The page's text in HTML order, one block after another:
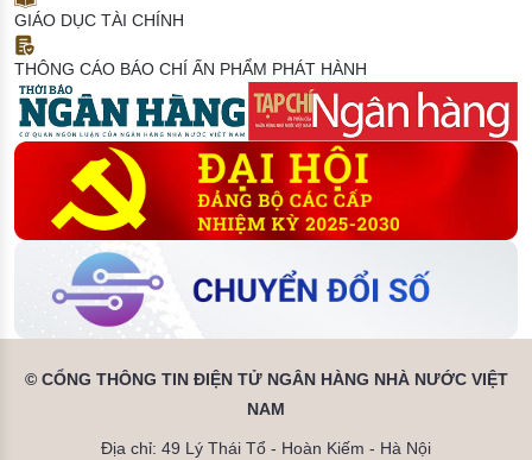
GIÁO DỤC TÀI CHÍNH
THÔNG CÁO BÁO CHÍ ẤN PHẨM PHÁT HÀNH
© CỔNG THÔNG TIN ĐIỆN TỬ NGÂN HÀNG NHÀ NƯỚC VIỆT
NAM
Địa chỉ: 49 Lý Thái Tổ - Hoàn Kiếm - Hà Nội